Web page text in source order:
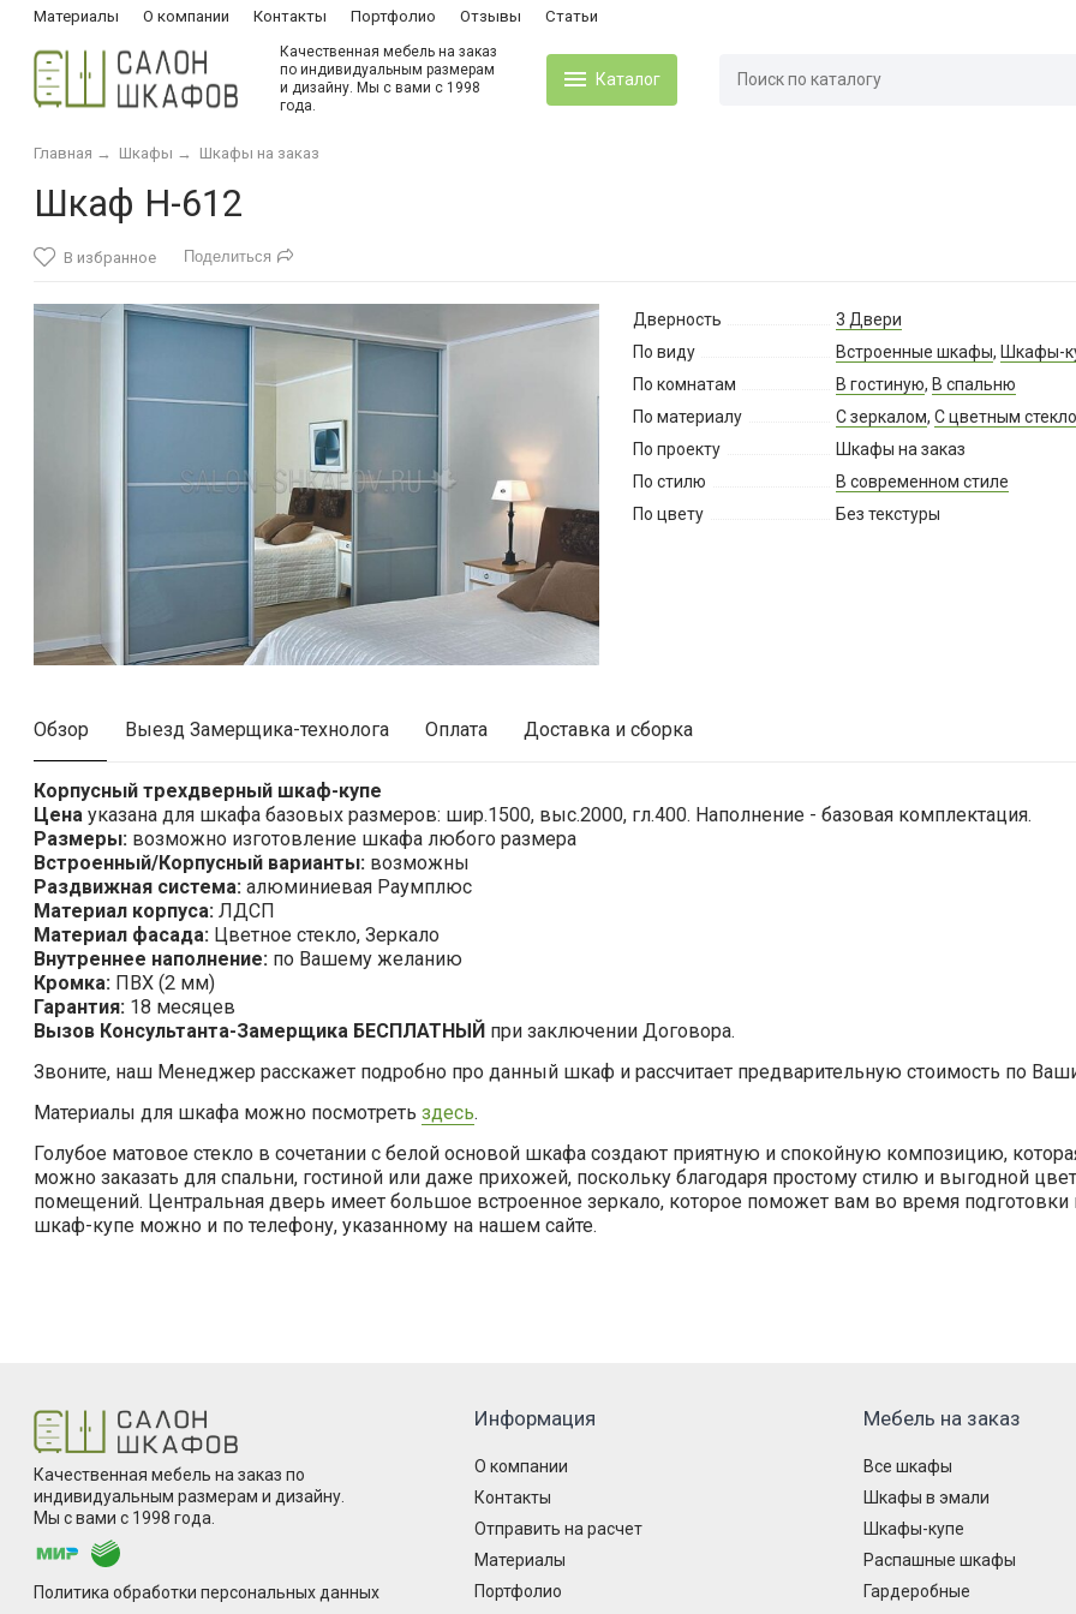
Материалы О компании Контакты Портфолио Отзывы Статьи
Качественная мебель на заказ
по индивидуальным размерам
и дизайну. Мы с вами с 1998
года.
Каталог
Главная → Шкафы → Шкафы на заказ
Шкаф Н-612
В избранное Поделиться
Дверность
3 Двери
По виду
Встроенные шкафы, Шкафы-
По комнатам
В гостиную, В спальню
По материалу
С зеркалом,С цветным
По проекту
Шкафы на заказ
По стилю
В современном стиле
По цвету
Без текстуры
Обзор Выезд Замерщика-технолога Оплата Доставка и сборка
Корпусный трехдверный шкаф-купе
Цена указана для шкафа базовых размеров: шир.1500, выс.2000, гл.400. Наполнение - базовая комплектация.
Размеры: возможно изготовление шкафа любого размера
Встроенный/Корпусный варианты: возможны
Раздвижная система: алюминиевая Раумплюс
Материал корпуса: ЛДСП
Материал фасада: Цветное стекло, Зеркало
Внутреннее наполнение: по Вашему желанию
Кромка: ПВХ (2 мм)
Гарантия: 18 месяцев
Вызов Консультанта-Замерщика БЕСПЛАТНЫЙ при заключении Договора.
Звоните, наш Менеджер расскажет подробно про данный шкаф и рассчитает предварительную стоимость по
Материалы для шкафа можно посмотреть здесь.
Голубое матовое стекло в сочетании с белой основой шкафа создают приятную и спокойную композицию,
можно заказать для спальни, гостиной или даже прихожей, поскольку благодаря простому стилю и выгодной
помещений. Центральная дверь имеет большое встроенное зеркало, которое поможет вам во время
шкаф-купе можно и по телефону, указанному на нашем сайте.
Качественная мебель на заказ по
индивидуальным размерам и дизайну.
Мы с вами с 1998 года.
Политика обработки персональных данных
Информация
О компании
Контакты
Отправить на расчет
Материалы
Портфолио
Мебель на заказ
Все шкафы
Шкафы в эмали
Шкафы-купе
Распашные шкафы
Гардеробные